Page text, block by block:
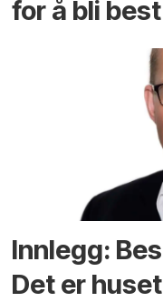
for å bli best
Innlegg:
Det er